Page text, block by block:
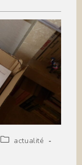
Postactualité